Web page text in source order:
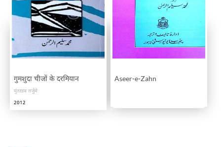
गुमशुदा चीजों के दरमियान
मुंतख़ब तर्जुमे
2012
Aseer-e-Zahn